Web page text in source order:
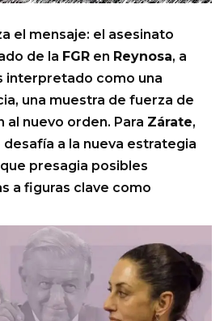
el mensaje: el asesinato
de la FGR en Reynosa, a
interpretado como una
una muestra de fuerza de
al nuevo orden. Para Zárate,
a la nueva estrategia
presagia posibles
a figuras clave como